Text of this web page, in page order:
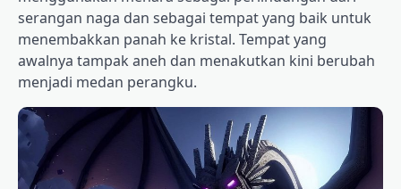
serangan naga dan sebagai tempat yang baik untuk
menembakkan panah ke kristal. Tempat yang
awalnya tampak aneh dan menakutkan kini berubah
menjadi medan perangku.